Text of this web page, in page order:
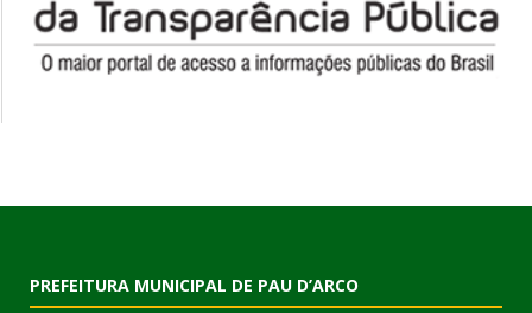
PREFEITURA MUNICIPAL DE PAU D’ARCO